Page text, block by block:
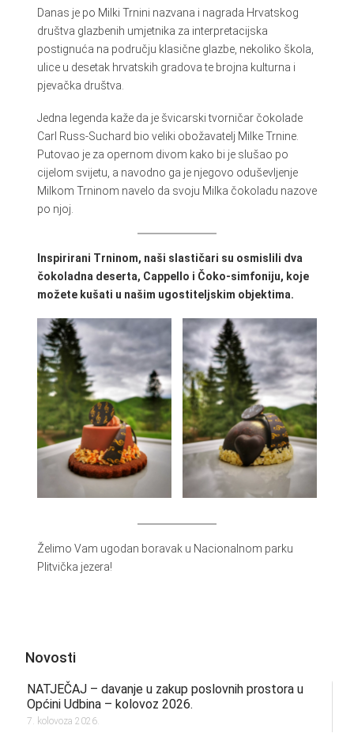
Danas je po Milki Trnini nazvana i nagrada Hrvatskog
društva glazbenih umjetnika za interpretacijska
postignuća na području klasične glazbe, nekoliko škola,
ulice u desetak hrvatskih gradova te brojna kulturna i
pjevačka društva.
Jedna legenda kaže da je švicarski tvorničar čokolade
Carl Russ-Suchard bio veliki obožavatelj Milke Trnine.
Putovao je za opernom divom kako bi je slušao po
cijelom svijetu, a navodno ga je njegovo oduševljenje
Milkom Trninom navelo da svoju Milka čokoladu nazove
po njoj.
Inspirirani Trninom, naši slastičari su osmislili dva
čokoladna deserta, Cappello i Čoko-simfoniju, koje
možete kušati u našim ugostiteljskim objektima.
Želimo Vam ugodan boravak u Nacionalnom parku
Plitvička jezera!
Novosti
NATJEČAJ – davanje u zakup poslovnih prostora u
Općini Udbina – kolovoz 2026.
7. kolovoza 2026.